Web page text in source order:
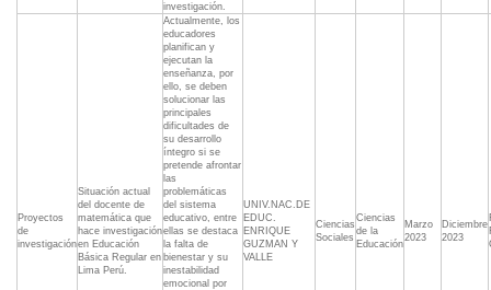
investigación.
Proyectos
de
investigación
Situación actual
del docente de
matemática que
hace investigación
en Educación
Básica Regular en
Lima Perú.
Actualmente, los
educadores
planifican y
ejecutan la
enseñanza, por
ello, se deben
solucionar las
principales
dificultades de
su desarrollo
íntegro si se
pretende afrontar
las
problemáticas
del sistema
educativo, entre
ellas se destaca
la falta de
bienestar y su
inestabilidad
emocional por
UNIV.NAC.DE
EDUC.
ENRIQUE
GUZMAN Y
VALLE
Ciencias
Sociales
Ciencias
de la
Educación
Marzo
2023
Diciembre
2023